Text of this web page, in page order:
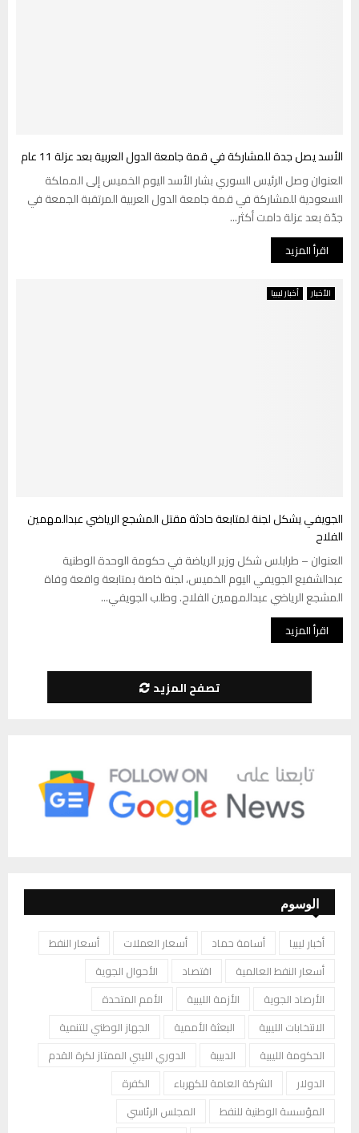
الأسد يصل جدة للمشاركة في قمة جامعة الدول العربية بعد عزلة 11 عام
العنوان وصل الرئيس السوري بشار الأسد اليوم الخميس إلى المملكة
السعودية للمشاركة في قمة جامعة الدول العربية المرتقبة الجمعة في
جدّة بعد عزلة دامت أكثر...
اقرأ المزيد
الأخبار أخبار ليبيا
الجويفي يشكل لجنة لمتابعة حادثة مقتل المشجع الرياضي عبدالمهمين
الفلاح
العنوان – طرابلس شكل وزير الرياضة في حكومة الوحدة الوطنية
عبدالشفيع الجويفي اليوم الخميس، لجنة خاصة بمتابعة واقعة وفاة
المشجع الرياضي عبدالمهمين الفلاح. وطلب الجويفي...
اقرأ المزيد
تصفح المزيد
الوسوم
أخبار ليبيا أسامة حماد أسعار العملات
أسعار النفط
أسعار النفط العالمية
اقتصاد
الأحوال الجوية
الأرصاد الجوية
الأزمة الليبية
الأمم المتحدة
الانتخابات الليبية
البعثة الأممية
الجهاز الوطني للتنمية
الحكومة الليبية
الدبيبة
الدوري الليبي الممتاز لكرة القدم
الدولار
الشركة العامة للكهرباء
الكفرة
المؤسسة الوطنية للنفط
المجلس الرئاسي